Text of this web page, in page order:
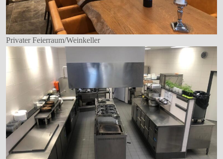
Privater Feierraum/Weinkeller